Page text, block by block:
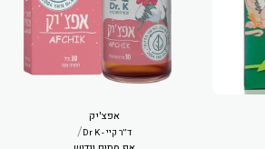
אפצ'יק
ד''ר קיי - Dr K /